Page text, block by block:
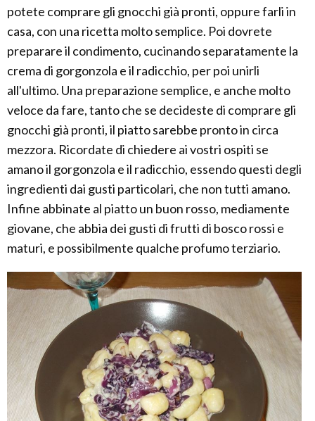
potete comprare gli gnocchi già pronti, oppure farli in
casa, con una ricetta molto semplice. Poi dovrete
preparare il condimento, cucinando separatamente la
crema di gorgonzola e il radicchio, per poi unirli
all'ultimo. Una preparazione semplice, e anche molto
veloce da fare, tanto che se decideste di comprare gli
gnocchi già pronti, il piatto sarebbe pronto in circa
mezzora. Ricordate di chiedere ai vostri ospiti se
amano il gorgonzola e il radicchio, essendo questi degli
ingredienti dai gusti particolari, che non tutti amano.
Infine abbinate al piatto un buon rosso, mediamente
giovane, che abbia dei gusti di frutti di bosco rossi e
maturi, e possibilmente qualche profumo terziario.